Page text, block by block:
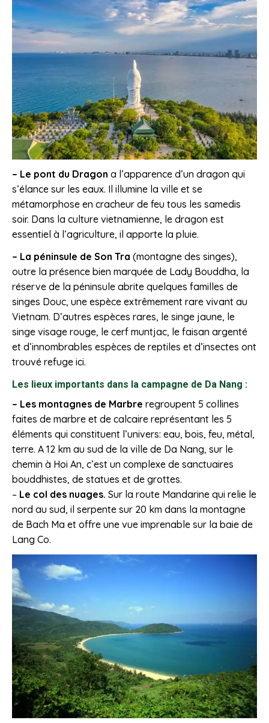
– Le pont du Dragon a l’apparence d’un dragon qui
s’élance sur les eaux. Il illumine la ville et se
métamorphose en cracheur de feu tous les samedis
soir. Dans la culture vietnamienne, le dragon est
essentiel à l’agriculture, il apporte la pluie.
– La péninsule de Son Tra (montagne des singes),
outre la présence bien marquée de Lady Bouddha, la
réserve de la péninsule abrite quelques familles de
singes Douc, une espèce extrêmement rare vivant au
Vietnam. D’autres espèces rares, le singe jaune, le
singe visage rouge, le cerf muntjac, le faisan argenté
et d’innombrables espèces de reptiles et d’insectes ont
trouvé refuge ici.
Les lieux importants dans la campagne de Da Nang :
– Les montagnes de Marbre regroupent 5 collines
faites de marbre et de calcaire représentant les 5
éléments qui constituent l’univers: eau, bois, feu, métal,
terre. A 12 km au sud de la ville de Da Nang, sur le
chemin à Hoi An, c’est un complexe de sanctuaires
bouddhistes, de statues et de grottes.
– Le col des nuages. Sur la route Mandarine qui relie le
nord au sud, il serpente sur 20 km dans la montagne
de Bach Ma et offre une vue imprenable sur la baie de
Lang Co.